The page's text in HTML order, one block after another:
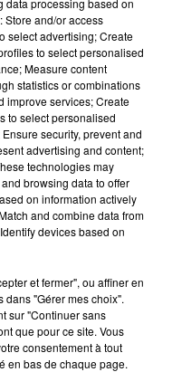
contraint de
NAÏKA
One Track Mind
data processing based on
Store and/or access
select advertising; Create
to select personalised
Measure content
statistics or combinations
improve services; Create
to select personalised
security, prevent and
advertising and content;
technologies may
browsing data to offer
on information actively
and combine data from
devices based on
et fermer", ou affiner en
"Gérer mes choix".
sur "Continuer sans
que pour ce site. Vous
consentement à tout
en bas de chaque page.